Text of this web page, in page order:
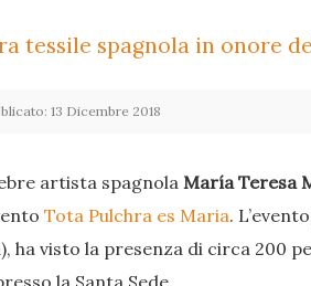
tessile spagnola in onore
13 Dicembre 2018
artista spagnola María Teresa
Tota Pulchra es Maria.
ha visto la presenza di circa 200
la Santa Sede.